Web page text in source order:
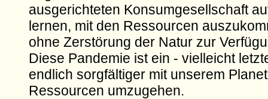
ausgerichteten Konsumgesellschaft
lernen, mit den Ressourcen
ohne Zerstörung der Natur zur
Diese Pandemie ist ein - vielleicht
endlich sorgfältiger mit unserem
Ressourcen umzugehen.